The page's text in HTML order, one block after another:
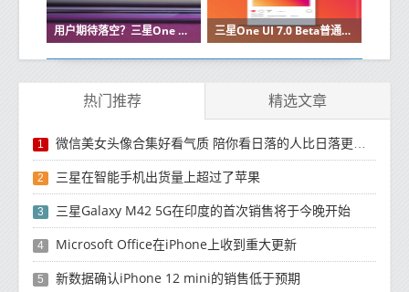
用户期待落空？三星One UI 7测试版发布时间因故推迟 三星One UI 7.0 Beta普通用户也可参与 细节将晚些公布
热门推荐 精选文章
1 微信美女头像合集好看气质 陪你看日落的人比日落更浪漫
2 三星在智能手机出货量上超过了苹果
3 三星Galaxy M42 5G在印度的首次销售将于今晚开始
4 Microsoft Office在iPhone上收到重大更新
5 新数据确认iPhone 12 mini的销售低于预期